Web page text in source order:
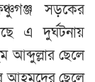
সড়কের
এ দুর্ঘটনায়
ছেলে